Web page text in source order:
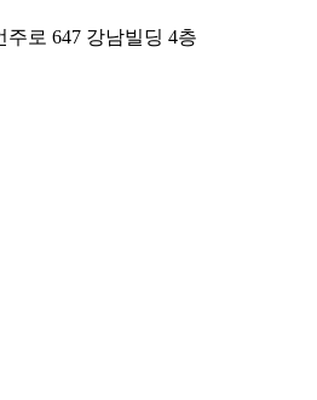
주로 647 강남빌딩 4층